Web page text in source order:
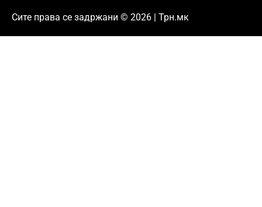
Сите права се задржани © 2026 | Трн.мк